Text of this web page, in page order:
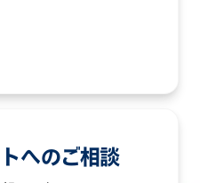
へのご相談